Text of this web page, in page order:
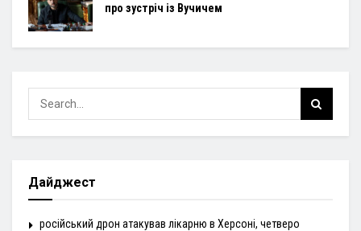
про зустріч із Вучичем
Дайджест
російський дрон атакував лікарню в Херсоні, четверо